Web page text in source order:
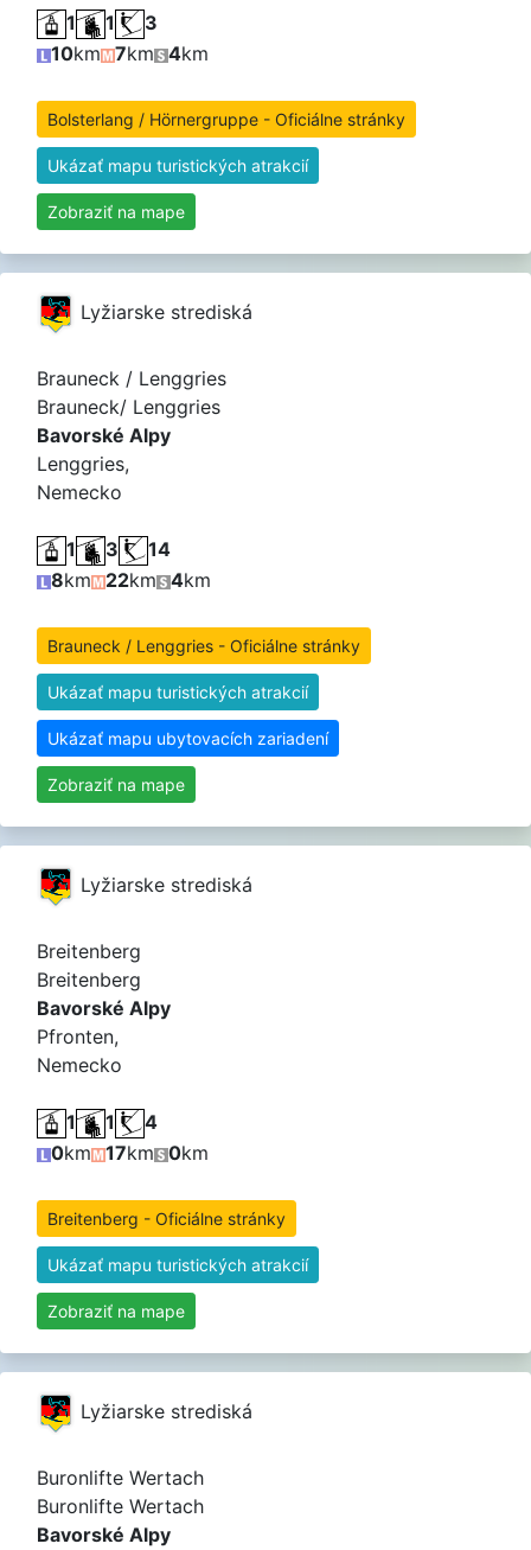
1 1
3
10km 7km 4km
Bolsterlang / Hörnergruppe - Oficiálne stránky
Ukázať mapu turistických atrakcií
Zobraziť na mape
Lyžiarske strediská
Brauneck / Lenggries
Brauneck/ Lenggries
Bavorské Alpy
Lenggries,
Nemecko
1 3
14
8km 22km 4km
Brauneck / Lenggries - Oficiálne stránky
Ukázať mapu turistických atrakcií
Ukázať mapu ubytovacích zariadení
Zobraziť na mape
Lyžiarske strediská
Breitenberg
Breitenberg
Bavorské Alpy
Pfronten,
Nemecko
1 1
4
0km 17km 0km
Breitenberg - Oficiálne stránky
Ukázať mapu turistických atrakcií
Zobraziť na mape
Lyžiarske strediská
Buronlifte Wertach
Buronlifte Wertach
Bavorské Alpy